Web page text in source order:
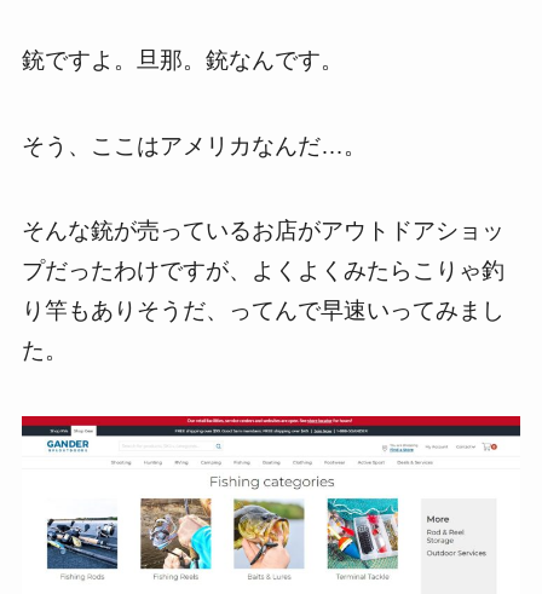
銃ですよ。旦那。銃なんです。
そう、ここはアメリカなんだ…。
そんな銃が売っているお店がアウトドアショッ
プだったわけですが、よくよくみたらこりゃ釣
り竿もありそうだ、ってんで早速いってみまし
た。